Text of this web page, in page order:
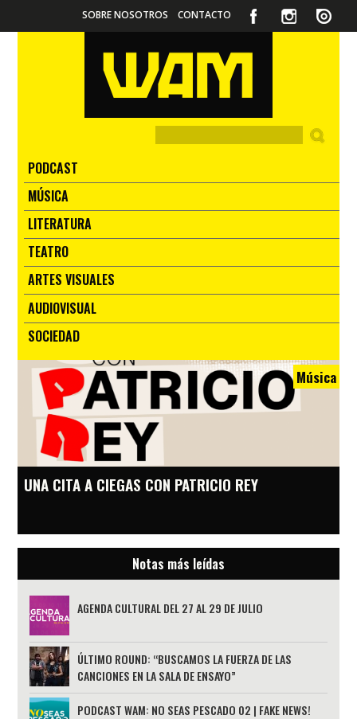
SOBRE NOSOTROS CONTACTO
PODCAST
MÚSICA
LITERATURA
TEATRO
ARTES VISUALES
AUDIOVISUAL
SOCIEDAD
Música
UNA CITA A CIEGAS CON PATRICIO REY
Notas más leídas
AGENDA CULTURAL DEL 27 AL 29 DE JULIO
ÚLTIMO ROUND: “BUSCAMOS LA FUERZA DE LAS
CANCIONES EN LA SALA DE ENSAYO”
PODCAST WAM: NO SEAS PESCADO 02 | FAKE NEWS!